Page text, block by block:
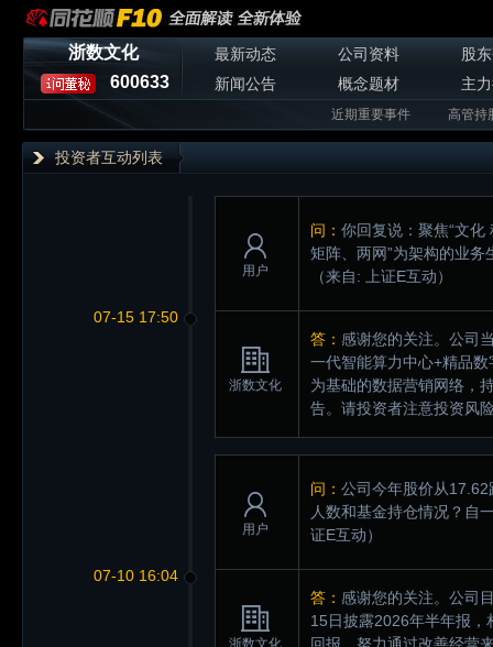
浙数文化
600633
最新动态 公司资料
股
新闻公告
概念题材 主
近期重要事件 高管持
投资者互动列表
07-15 17:50
用户
问： 你回复说：聚焦“文化
矩阵、两网”为架构的业务
（来自: 上证E互动）
浙数文化
答： 感谢您的关注。公司
一代智能算力中心+精品
为基础的数据营销网络，
告。请投资者注意投资风
07-10 16:04
用户
问： 公司今年股价从
人数和基金持仓情况？自
证E互动）
浙数文化
答： 感谢您的关注。公司
15日披露2026年半年报，